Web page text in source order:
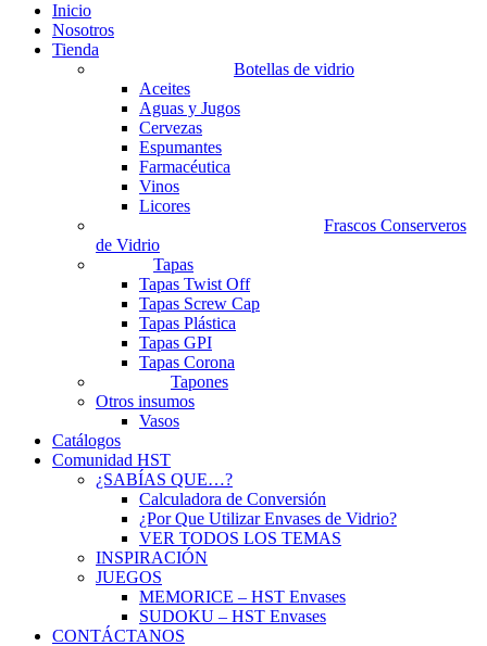
Inicio
Nosotros
Tienda
Botellas de vidrio
Aceites
Aguas y Jugos
Cervezas
Espumantes
Farmacéutica
Vinos
Licores
Frascos Conserveros
de Vidrio
Tapas
Tapas Twist Off
Tapas Screw Cap
Tapas Plástica
Tapas GPI
Tapas Corona
Tapones
Otros insumos
Vasos
Catálogos
Comunidad HST
¿SABÍAS QUE…?
Calculadora de Conversión
¿Por Que Utilizar Envases de Vidrio?
VER TODOS LOS TEMAS
INSPIRACIÓN
JUEGOS
MEMORICE – HST Envases
SUDOKU – HST Envases
CONTÁCTANOS